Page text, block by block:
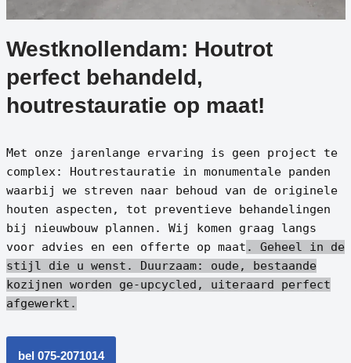
Westknollendam: Houtrot
perfect behandeld,
houtrestauratie op maat!
Met onze jarenlange ervaring is geen project te
complex: Houtrestauratie in monumentale panden
waarbij we streven naar behoud van de originele
houten aspecten, tot preventieve behandelingen
bij nieuwbouw plannen. Wij komen graag langs
voor advies en een offerte op maat . Geheel in de
stijl die u wenst. Duurzaam: oude, bestaande
kozijnen worden ge-upcycled, uiteraard perfect
afgewerkt.
bel 075-2071014